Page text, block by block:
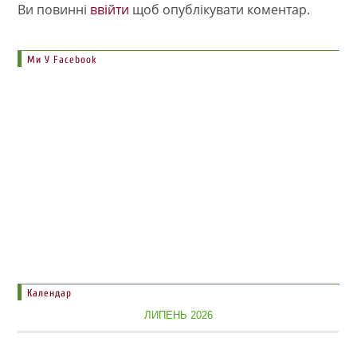
Ви повинні ввійти щоб опублікувати коментар.
Ми У Facebook
Календар
ЛИПЕНЬ 2026